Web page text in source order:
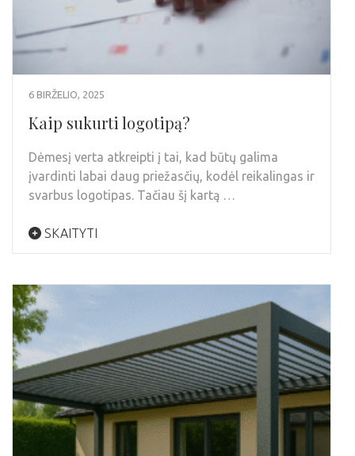
6 BIRŽELIO, 2025
Kaip sukurti logotipą?
Dėmesį verta atkreipti į tai, kad būtų galima
įvardinti labai daug priežasčių, kodėl reikalingas ir
svarbus logotipas. Tačiau šį kartą …
SKAITYTI